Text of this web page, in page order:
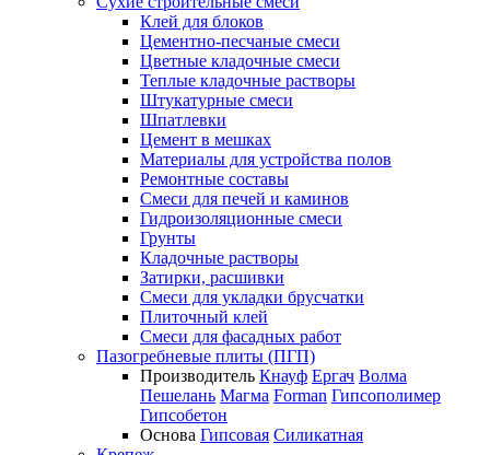
Клей для блоков
Цементно-песчаные смеси
Цветные кладочные смеси
Теплые кладочные растворы
Штукатурные смеси
Шпатлевки
Цемент в мешках
Материалы для устройства полов
Ремонтные составы
Смеси для печей и каминов
Гидроизоляционные смеси
Грунты
Кладочные растворы
Затирки, расшивки
Смеси для укладки брусчатки
Плиточный клей
Смеси для фасадных работ
Пазогребневые плиты (ПГП)
Производитель Кнауф Ергач Волма
Пешелань Магма Forman Гипсополимер
Гипсобетон
Основа Гипсовая Силикатная